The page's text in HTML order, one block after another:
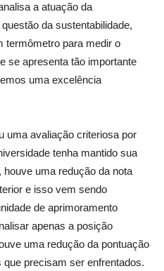
a atuação da
da sustentabilidade,
termômetro para medir o
se apresenta tão importante
uma excelência
uma avaliação criteriosa por
tenha mantido sua
uma redução da nota
e isso vem sendo
de aprimoramento
apenas a posição
uma redução da pontuação
precisam ser enfrentados.